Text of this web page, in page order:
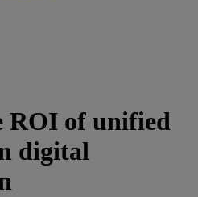
ROI of unified
digital